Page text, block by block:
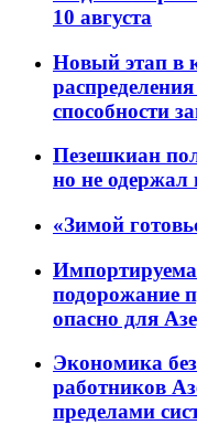
10 августа
Новый этап в
способности
Пезешкиан
но не одержал
«Зимой
подорожание
опасно для
Экономика
работников
пределами